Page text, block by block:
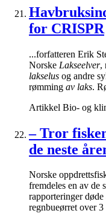
for CRISPR
...forfatteren Erik
Norske Lakseelver,
lakselus og andre
rømming av laks.
Artikkel Bio- og
– Tror
de neste
Norske
fremdeles en av de
rapporteringer døde
regnbueørret over 3